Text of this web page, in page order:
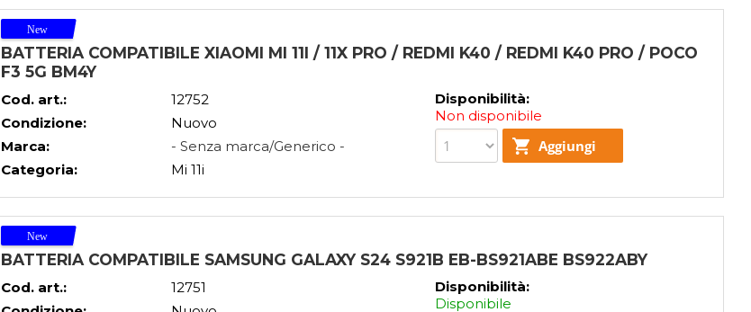
BATTERIA COMPATIBILE XIAOMI MI 11I / 11X PRO / REDMI K40 / REDMI K40 PRO / POCO
F3 5G BM4Y
Cod. art.:
12752
Condizione:
Nuovo
Marca:
- Senza marca/Generico -
Categoria:
Mi 11i
Disponibilità:
Non disponibile
BATTERIA COMPATIBILE SAMSUNG GALAXY S24 S921B EB-BS921ABE BS922ABY
Cod. art.:
12751
Disponibilità:
Disponibile